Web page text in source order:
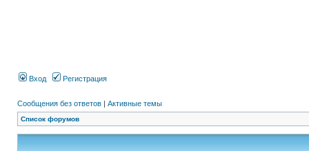
Вход Регистрация
Сообщения без ответов | Активные темы
Список форумов